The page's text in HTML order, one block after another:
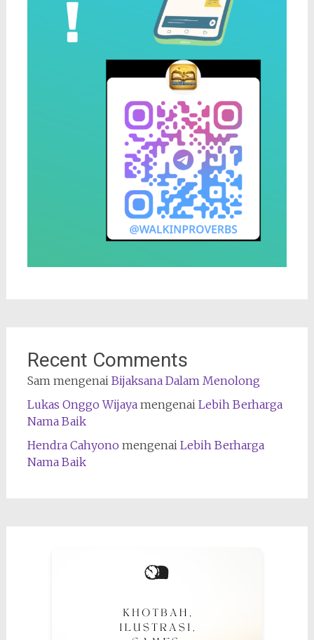
Recent Comments
Sammengenai Bijaksana Dalam Menolong
Lukas Onggo Wijayamengenai Lebih Berharga
Nama Baik
Hendra Cahyono mengenai Lebih Berharga
Nama Baik